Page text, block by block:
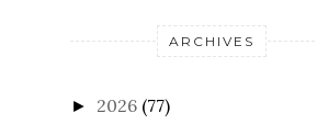
ARCHIVES
► 2026 (77)